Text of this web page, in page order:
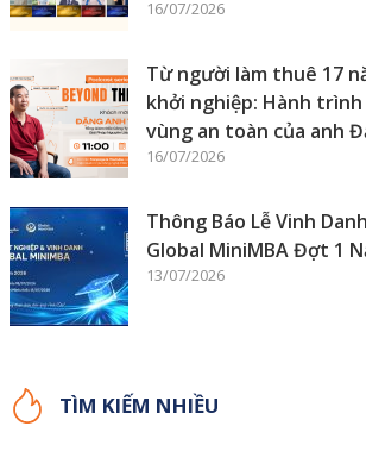
16/07/2026
Từ người làm thuê 17
khởi nghiệp: Hành
vùng an toàn của anh
16/07/2026
Thông Báo Lễ Vinh
Global MiniMBA Đợt 1
13/07/2026
TÌM KIẾM NHIỀU